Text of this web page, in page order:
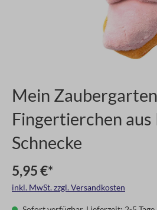
Mein Zaubergarten
Fingertierchen aus
Schnecke
5,95 €*
inkl. MwSt. zzgl. Versandkosten